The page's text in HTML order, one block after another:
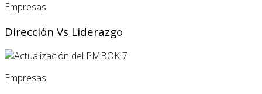
Empresas
Dirección Vs Liderazgo
Empresas